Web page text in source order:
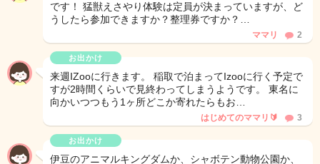
です！ 猛獣えさやり体験は定員が決まっていますが、ど
うしたら参加できますか？整理券ですか？…
ママリ 2
お出かけ
来週IZooに行きます。 稲取で泊まってIzooに行く予定で
すが2時間くらいで見終わってしまうようです。 東名に
向かいつつもう1ヶ所どこか寄れたらもお…
はじめてのママリ🔰 3
お出かけ
伊豆のアニマルキングダムか、シャボテン動物公園か、